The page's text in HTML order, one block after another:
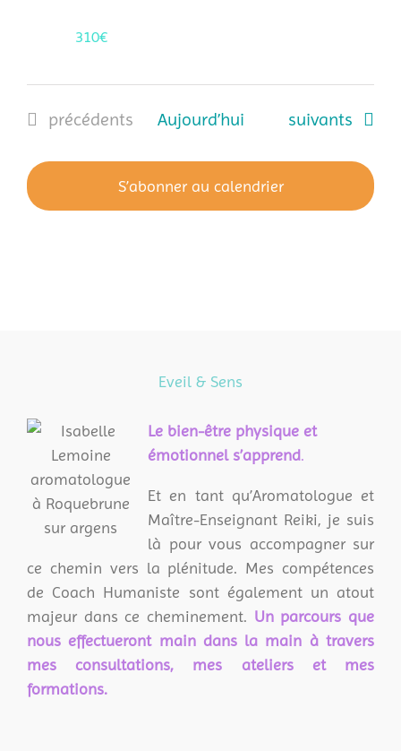
310€
Évènements
précédents Aujourd’hui Évènements
suivants
S’abonner au calendrier
Eveil & Sens
Le bien-être physique et
émotionnel s’apprend.
Et en tant qu’Aromatologue et
Maître-Enseignant Reiki, je suis
là pour vous accompagner sur
ce chemin vers la plénitude. Mes compétences
de Coach Humaniste sont également un atout
majeur dans ce cheminement. Un parcours que
nous effectueront main dans la main à travers
mes consultations, mes ateliers et mes
formations.